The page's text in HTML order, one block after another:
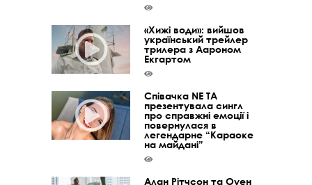
«Хижі води»: вийшов
український трейлер
трилера з Аароном
Екгартом
Співачка NE TA
презентувала сингл
про справжні емоції і
повернулася в
легендарне “Караоке
на майдані”
Алан Рітчсон та Оуен